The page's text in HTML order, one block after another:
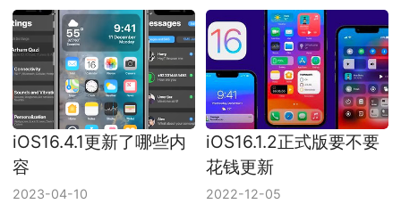
iOS16.4.1更新了哪些内
容
2023-04-10
iOS16.1.2正式版要不要
花钱更新
2022-12-05